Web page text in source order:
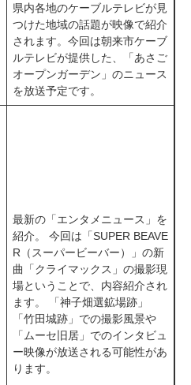
県内各地のケーブルテレビが見
つけた地域の話題が映像で紹介
されます。今回は朝来市ケーブ
ルテレビが提供した、「あさご
オープンガーデン」のニュース
を放送予定です。
最新の「エンタメニュース」を
紹介。 今回は「SUPER BEAVE
R（スーパービーバー）」の新
曲「クライマックス」の撮影現
場ということで、内容紹介され
ます。 「神子畑選鉱場跡」
「竹田城跡」での撮影風景や
「ムーセ旧居」でのインタビュ
ー映像が放送される可能性があ
ります。